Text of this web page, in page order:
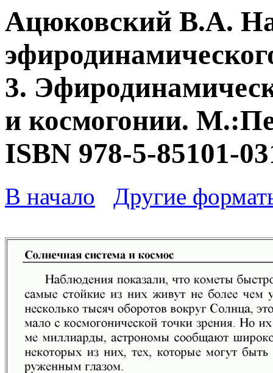
Ацюковский В.А.
3.
и космогонии.
ISBN 978-5-85101-
В начало Другие